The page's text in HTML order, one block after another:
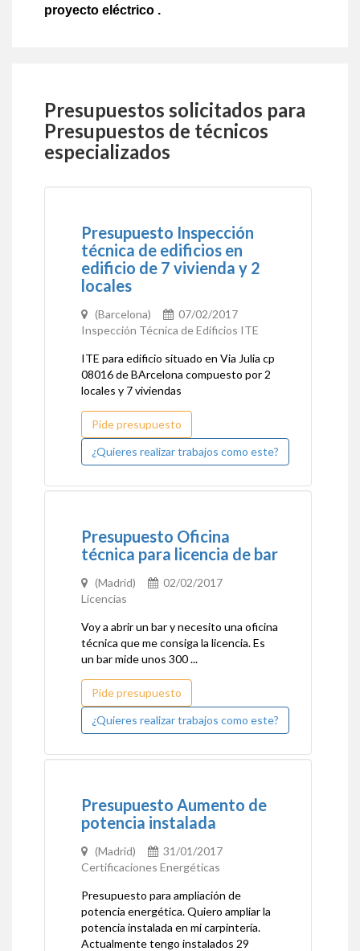
proyecto eléctrico .
Presupuestos solicitados para
Presupuestos de técnicos
especializados
Presupuesto Inspección
técnica de edificios en
edificio de 7 vivienda y 2
locales
(Barcelona)
07/02/2017
Inspección Técnica de Edificios ITE
ITE para edificio situado en Via Julia cp
08016 de BArcelona compuesto por 2
locales y 7 viviendas
Pide presupuesto
¿Quieres realizar trabajos como este?
Presupuesto Oficina
técnica para licencia de bar
(Madrid)
02/02/2017
Licencias
Voy a abrir un bar y necesito una oficina
técnica que me consiga la licencia. Es
un bar mide unos 300 ...
Pide presupuesto
¿Quieres realizar trabajos como este?
Presupuesto Aumento de
potencia instalada
(Madrid)
31/01/2017
Certificaciones Energéticas
Presupuesto para ampliación de
potencia energética. Quiero ampliar la
potencia instalada en mi carpintería.
Actualmente tengo instalados 29